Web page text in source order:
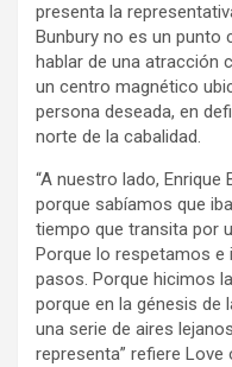
presenta la
Bunbury no es un punto
hablar de una atracción
un centro magnético
persona deseada, en
norte de la cabalidad.
“A nuestro lado,
porque sabíamos que
tiempo que transita por
Porque lo respetamos e
pasos. Porque hicimos
porque en la génesis de
una serie de aires
representa” refiere